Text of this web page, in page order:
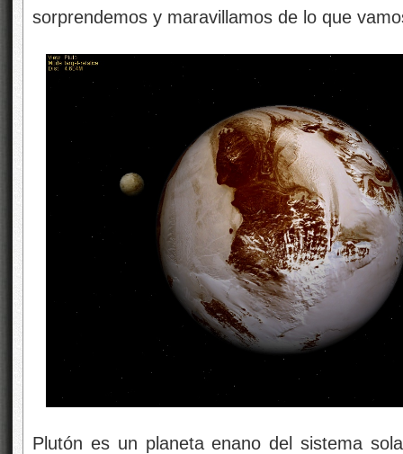
sorprendemos y maravillamos de lo que
Plutón es un planeta enano del sistema